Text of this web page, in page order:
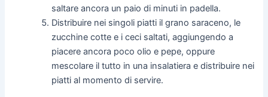
saltare ancora un paio di minuti in padella.
Distribuire nei singoli piatti il grano saraceno, le
zucchine cotte e i ceci saltati, aggiungendo a
piacere ancora poco olio e pepe, oppure
mescolare il tutto in una insalatiera e distribuire nei
piatti al momento di servire.